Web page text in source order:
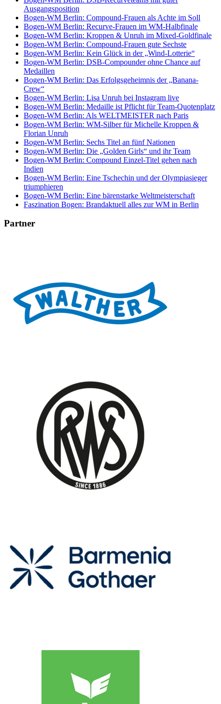
Ausgangsposition
Bogen-WM Berlin: Compound-Frauen als Achte im Soll
Bogen-WM Berlin: Recurve-Frauen im WM-Halbfinale
Bogen-WM Berlin: Kroppen & Unruh im Mixed-Goldfinale
Bogen-WM Berlin: Compound-Frauen gute Sechste
Bogen-WM Berlin: Kein Glück in der „Wind-Lotterie“
Bogen-WM Berlin: DSB-Compounder ohne Chance auf
Medaillen
Bogen-WM Berlin: Das Erfolgsgeheimnis der „Banana-
Crew“
Bogen-WM Berlin: Lisa Unruh bei Instagram live
Bogen-WM Berlin: Medaille ist Pflicht für Team-Quotenplatz
Bogen-WM Berlin: Als WELTMEISTER nach Paris
Bogen-WM Berlin: WM-Silber für Michelle Kroppen &
Florian Unruh
Bogen-WM Berlin: Sechs Titel an fünf Nationen
Bogen-WM Berlin: Die „Golden Girls“ und ihr Team
Bogen-WM Berlin: Compound Einzel-Titel gehen nach
Indien
Bogen-WM Berlin: Eine Tschechin und der Olympiasieger
triumphieren
Bogen-WM Berlin: Eine bärenstarke Weltmeisterschaft
Faszination Bogen: Brandaktuell alles zur WM in Berlin
Partner